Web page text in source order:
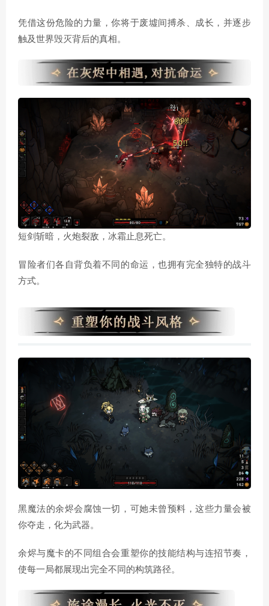
凭借这份危险的力量，你将于废墟间搏杀、成长，并逐步
触及世界毁灭背后的真相。
短剑斩暗，火炮裂敌，冰霜止息死亡。
冒险者们各自背负着不同的命运，也拥有完全独特的战斗
方式。
黑魔法的余烬会腐蚀一切，可她未曾预料，这些力量会被
你夺走，化为武器。
余烬与魔卡的不同组合会重塑你的技能结构与连招节奏，
使每一局都展现出完全不同的构筑路径。